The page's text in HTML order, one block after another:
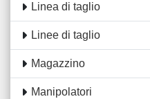
Linea di taglio
Linee di taglio
Magazzino
Manipolatori